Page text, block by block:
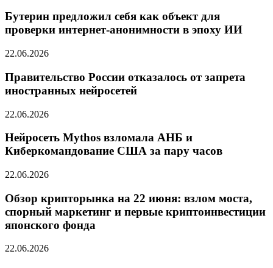
Бутерин предложил себя как объект для
проверки интернет-анонимности в эпоху ИИ
22.06.2026
Правительство России отказалось от запрета
иностранных нейросетей
22.06.2026
Нейросеть Mythos взломала АНБ и
Киберкомандование США за пару часов
22.06.2026
Обзор крипторынка на 22 июня: взлом моста,
спорный маркетинг и первые криптоинвестиции
японского фонда
22.06.2026